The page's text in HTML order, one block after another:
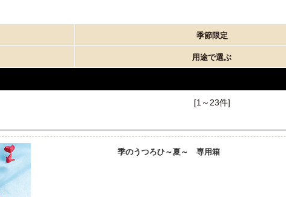
季節限定
用途で選ぶ
[1～23件]
季のうつろひ～夏～ 専用箱